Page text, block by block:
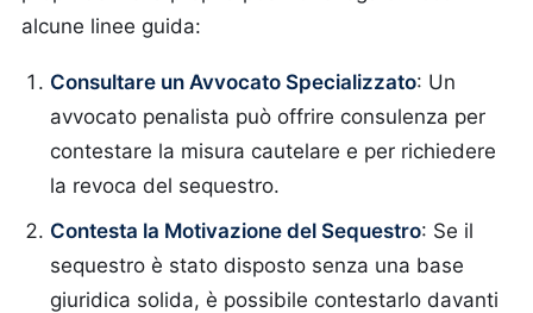
alcune linee guida:
Consultare un Avvocato Specializzato: Un
avvocato penalista può offrire consulenza per
contestare la misura cautelare e per richiedere
la revoca del sequestro.
Contesta la Motivazione del Sequestro: Se il
sequestro è stato disposto senza una base
giuridica solida, è possibile contestarlo davanti